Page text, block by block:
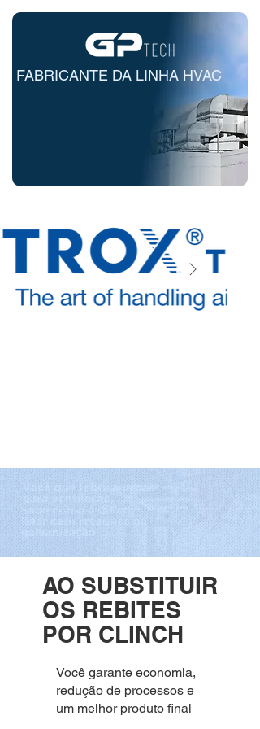
FABRICANTE DA LINHA HVAC
AO SUBSTITUIR
OS REBITES
POR CLINCH
Você garante economia,
redução de processos e
um melhor produto final